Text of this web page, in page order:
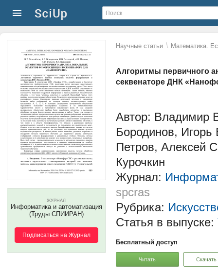
Научные статьи \ Математика.
Алгоритмы первичного
секвенаторе ДНК
ЖУРНАЛ
Информатика и автоматизация
(Труды СПИИРАН)
Подписаться на Журнал
Автор: Владимир
Бородинов, Игорь
Петров, Алексей
Курочкин
Журнал:
spcras
Рубрика:
Статья в выпуске:
Бесплатный доступ
Читать Скачать